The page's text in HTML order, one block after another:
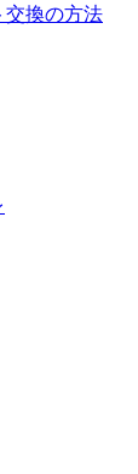
交換の方法